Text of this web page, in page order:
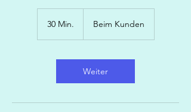
30 Min.
i
.
Beim Kunden
Weiter